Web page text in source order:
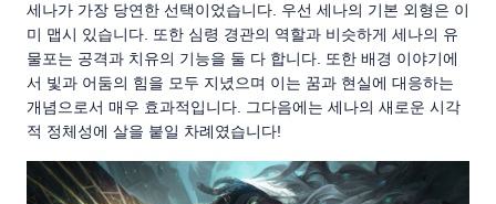
세나가 가장 당연한 선택이었습니다. 우선 세나의 기본 외형은 이
미 맵시 있습니다. 또한 심령 경관의 역할과 비슷하게 세나의 유
물포는 공격과 치유의 기능을 둘 다 합니다. 또한 배경 이야기에
서 빛과 어둠의 힘을 모두 지녔으며 이는 꿈과 현실에 대응하는
개념으로서 매우 효과적입니다. 그다음에는 세나의 새로운 시각
적 정체성에 살을 붙일 차례였습니다!